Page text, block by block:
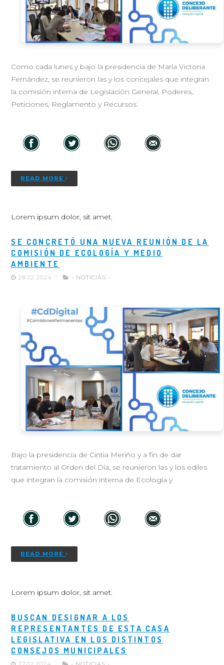
Como cada lunes y bajo la presidencia de María Victoria
Fernández, se reunieron las y los concejales que integran
la comisión interna de Legislación General, Poderes,
Peticiones, Reglamento y Recursos
READ MORE
Lorem ipsum dolor, sit amet.
SE CONCRETÓ UNA NUEVA REUNIÓN DE LA
COMISIÓN DE ECOLOGÍA Y MEDIO
AMBIENTE
28.02.2024 - NOTICIAS -
Bajo la presidencia de Cintia Meriño y a fin de dar
tratamiento al Orden del Día, se reunieron las y los ediles
que integran la comisión interna de Ecología y
READ MORE
Lorem ipsum dolor, sit amet.
BUSCAN DESIGNAR A LOS
REPRESENTANTES DE ESTA CASA
LEGISLATIVA EN LOS DISTINTOS
CONSEJOS MUNICIPALES